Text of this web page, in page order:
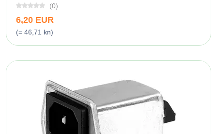
(0)
6,20 EUR
(= 46,71 kn)